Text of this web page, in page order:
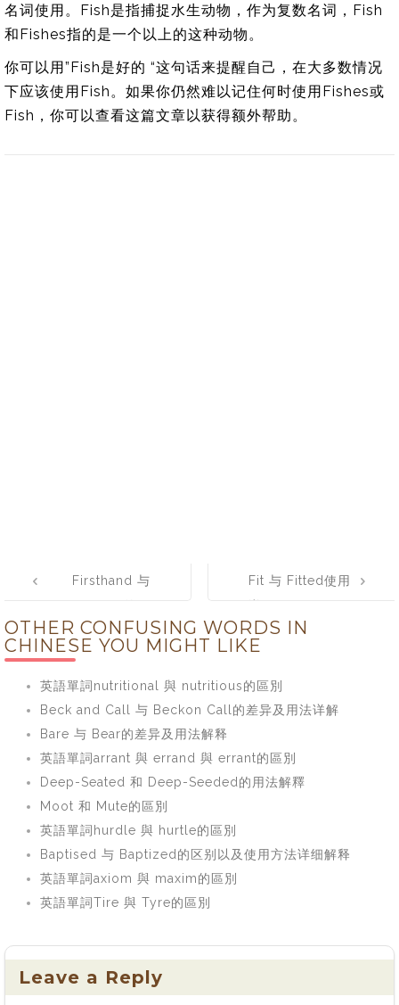
名词使用。Fish是指捕捉水生动物，作为复数名词，Fish
和Fishes指的是一个以上的这种动物。
你可以用”Fish是好的 “这句话来提醒自己，在大多数情况
下应该使用Fish。如果你仍然难以记住何时使用Fishes或
Fish，你可以查看这篇文章以获得额外帮助。
navigation
Firsthand 与
别详解
Fit 与 Fitted使用
OTHER CONFUSING WORDS IN
CHINESE YOU MIGHT LIKE
英語單詞nutritional 與 nutritious的區別
Beck and Call 与 Beckon Call的差异及用法详解
Bare 与 Bear的差异及用法解释
英語單詞arrant 與 errand 與 errant的區別
Deep-Seated 和 Deep-Seeded的用法解釋
Moot 和 Mute的區別
英語單詞hurdle 與 hurtle的區別
Baptised 与 Baptized的区别以及使用方法详细解释
英語單詞axiom 與 maxim的區別
英語單詞Tire 與 Tyre的區別
Leave a Reply